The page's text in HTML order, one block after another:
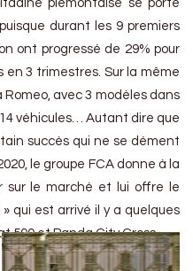
piémontaise se porte
durant les 9 premiers
ont progressé de 29% pour
3 trimestres. Sur la même
avec 3 modèles dans
véhicules… Autant dire que
succès qui ne se dément
le groupe FCA donne à la
sur le marché et lui offre le
qui est arrivé il y a quelques
500 et Panda City Cross.